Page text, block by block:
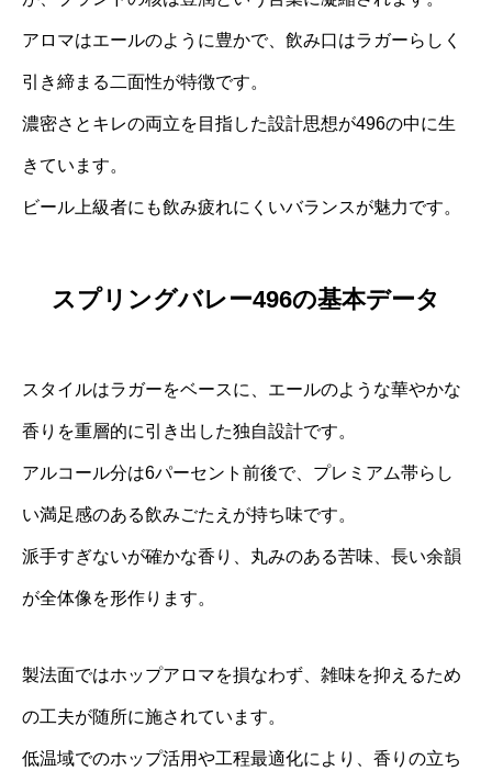
アロマはエールのように豊かで、飲み口はラガーらしく
引き締まる二面性が特徴です。
濃密さとキレの両立を目指した設計思想が496の中に生
きています。
ビール上級者にも飲み疲れにくいバランスが魅力です。
スプリングバレー496の基本データ
スタイルはラガーをベースに、エールのような華やかな
香りを重層的に引き出した独自設計です。
アルコール分は6パーセント前後で、プレミアム帯らし
い満足感のある飲みごたえが持ち味です。
派手すぎないが確かな香り、丸みのある苦味、長い余韻
が全体像を形作ります。
製法面ではホップアロマを損なわず、雑味を抑えるため
の工夫が随所に施されています。
低温域でのホップ活用や工程最適化により、香りの立ち